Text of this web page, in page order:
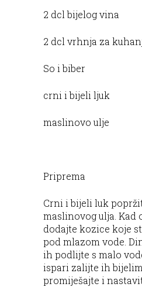
2 dcl bijelog vina
2 dcl vrhnja za
So i biber
crni i bijeli ljuk
maslinovo ulje
Priprema
Crni i bijeli luk
maslinovog ulja. Kad
dodajte kozice koje
pod mlazom vode.
ih podlijte s malo
ispari zalijte ih
promiješajte i